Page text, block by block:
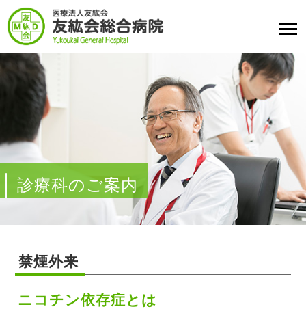
診療科のご案内
禁煙外来
ニコチン依存症とは